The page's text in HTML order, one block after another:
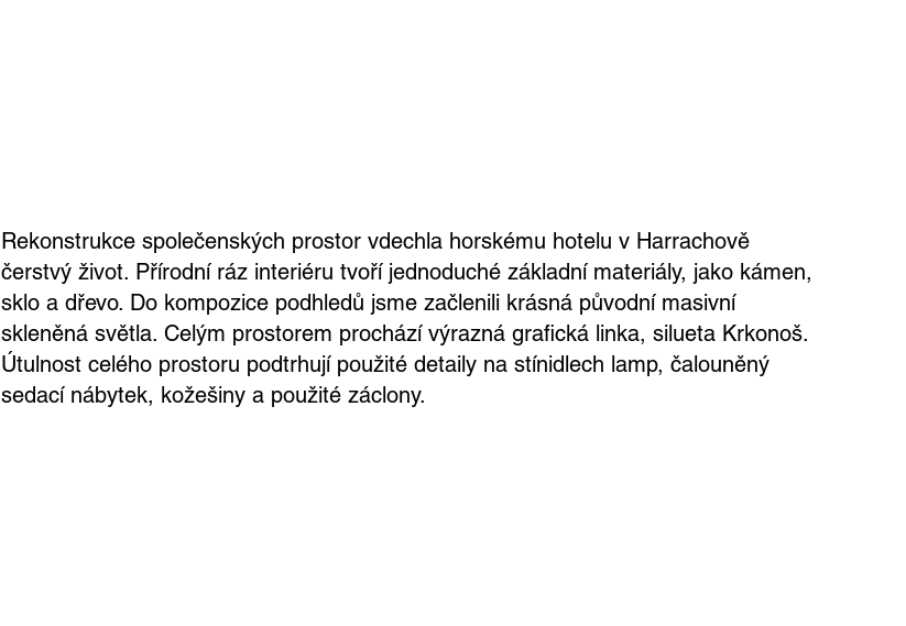
Rekonstrukce společenských prostor vdechla horskému hotelu v Harrachově
čerstvý život. Přírodní ráz interiéru tvoří jednoduché základní materiály, jako kámen,
sklo a dřevo. Do kompozice podhledů jsme začlenili krásná původní masivní
skleněná světla. Celým prostorem prochází výrazná grafická linka, silueta Krkonoš.
Útulnost celého prostoru podtrhují použité detaily na stínidlech lamp, čalouněný
sedací nábytek, kožešiny a použité záclony.